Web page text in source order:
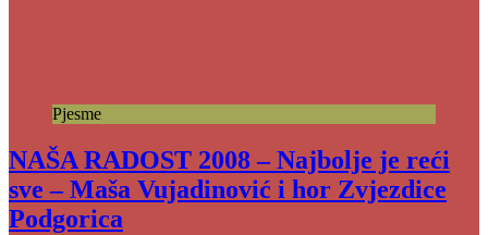
Pjesme
NAŠA RADOST 2008 – Najbolje je reći
sve – Maša Vujadinović i hor Zvjezdice
Podgorica